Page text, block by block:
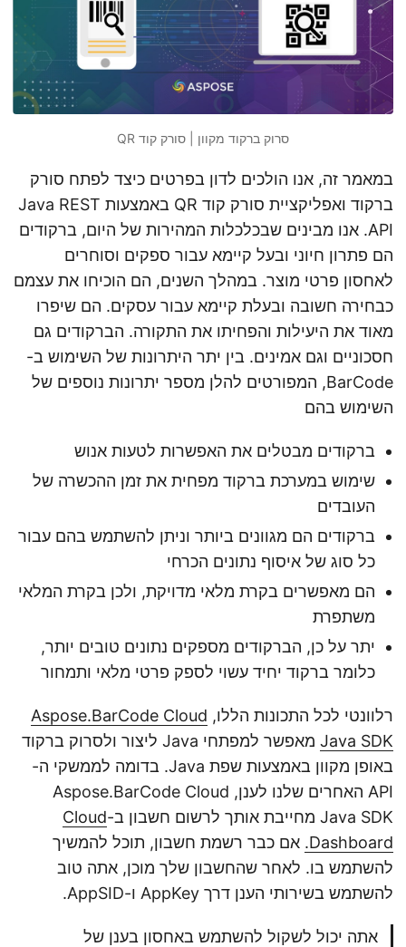
סרוק ברקוד מקוון | סורק קוד QR
במאמר זה, אנו הולכים לדון בפרטים כיצד לפתח סורק
ברקוד ואפליקציית סורק קוד QR באמצעות Java REST
API. אנו מבינים שבכלכלות המהירות של היום, ברקודים
הם פתרון חיוני ובעל קיימא עבור ספקים וסוחרים
לאחסון פרטי מוצר. במהלך השנים, הם הוכיחו את עצמם
כבחירה חשובה ובעלת קיימא עבור עסקים. הם שיפרו
מאוד את היעילות והפחיתו את התקורה. הברקודים גם
חסכוניים וגם אמינים. בין יתר היתרונות של השימוש ב-
BarCode, המפורטים להלן מספר יתרונות נוספים של
השימוש בהם
ברקודים מבטלים את האפשרות לטעות אנוש
שימוש במערכת ברקוד מפחית את זמן ההכשרה של
העובדים
ברקודים הם מגוונים ביותר וניתן להשתמש בהם עבור
כל סוג של איסוף נתונים הכרחי
הם מאפשרים בקרת מלאי מדויקת, ולכן בקרת המלאי
משתפרת
יתר על כן, הברקודים מספקים נתונים טובים יותר,
כלומר ברקוד יחיד עשוי לספק פרטי מלאי ותמחור
רלוונטי לכל התכונות הללו,Aspose.BarCode Cloud
Java SDK
מאפשר למפתחי Java ליצור ולסרוק ברקוד
באופן מקוון באמצעות שפת Java. בדומה לממשקי ה-
API האחרים שלנו לענן, Aspose.BarCode Cloud
Java SDK מחייבת אותך לרשום חשבון ב-
Cloud
Dashboard. אם כבר רשמת חשבון, תוכל להמשיך
להשתמש בו. לאחר שהחשבון שלך מוכן, אתה טוב
להשתמש בשירותי הענן דרך AppKey ו-AppSID.
אתה יכול לשקול להשתמש באחסון בענן של